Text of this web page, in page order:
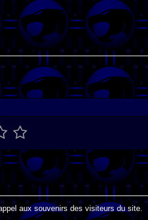
aux souvenirs des visiteurs du site.